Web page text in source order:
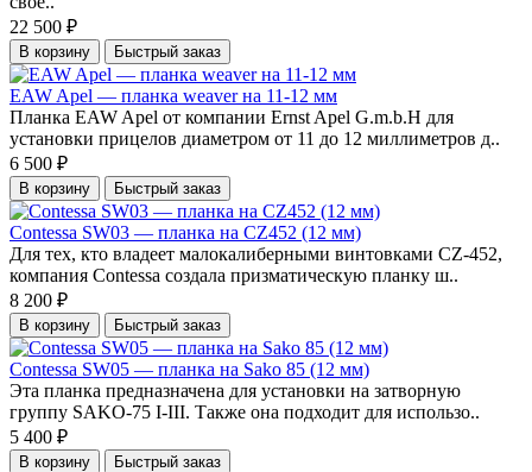
22 500 ₽
В корзину Быстрый заказ
EAW Apel — планка weaver на 11-12 мм
Планка EAW Apel от компании Ernst Apel G.m.b.H для
установки прицелов диаметром от 11 до 12 миллиметров д..
6 500 ₽
В корзину Быстрый заказ
Contessa SW03 — планка на CZ452 (12 мм)
Для тех, кто владеет малокалиберными винтовками CZ-452,
компания Contessa создала призматическую планку ш..
8 200 ₽
В корзину Быстрый заказ
Contessa SW05 — планка на Sako 85 (12 мм)
Эта планка предназначена для установки на затворную
группу SAKO-75 I-III. Также она подходит для использо..
5 400 ₽
В корзину Быстрый заказ